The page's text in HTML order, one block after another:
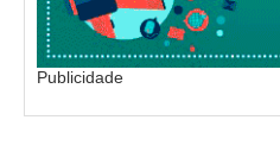
Publicidade